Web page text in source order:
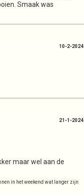
Smaak was
10-2-2024
maar wel aan de
in het weekend wat langer zijn
21-1-2024